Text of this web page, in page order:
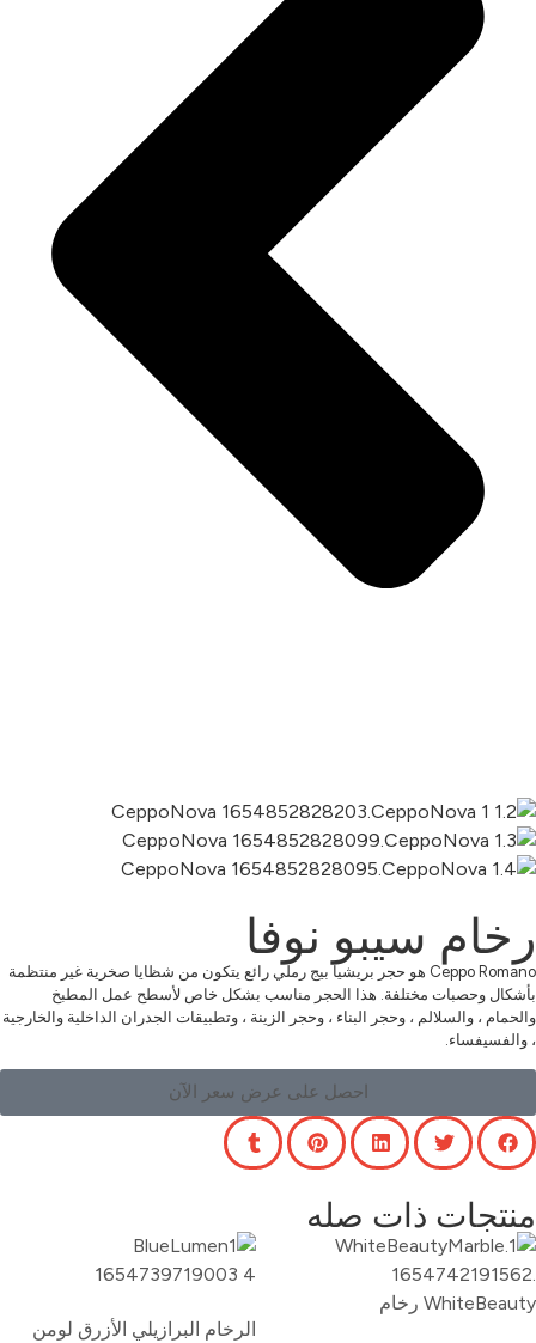
رخام سيبو نوفا
Ceppo Romano هو حجر بريشيا بيج رملي رائع يتكون من شظايا صخرية غير منتظمة
بأشكال وحصبات مختلفة. هذا الحجر مناسب بشكل خاص لأسطح عمل المطبخ
والحمام ، والسلالم ، وحجر البناء ، وحجر الزينة ، وتطبيقات الجدران الداخلية والخارجية
، والفسيفساء.
احصل على عرض سعر الآن
منتجات ذات صله
الرخام البرازيلي الأزرق لومن